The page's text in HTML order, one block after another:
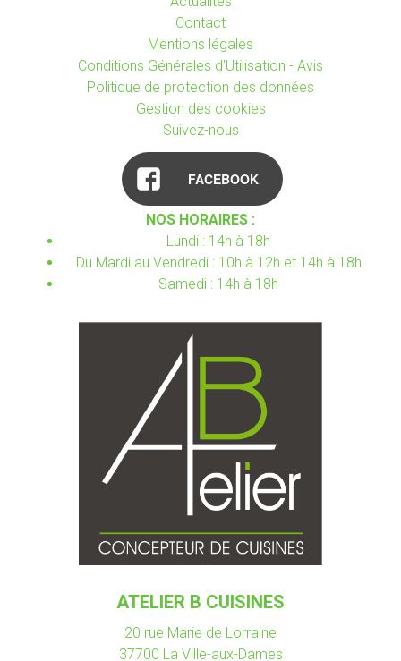
Contact
Mentions légales
Conditions Générales d'Utilisation - Avis
Politique de protection des données
Gestion des cookies
Suivez-nous
FACEBOOK
NOS HORAIRES :
Lundi : 14h à 18h
Du Mardi au Vendredi : 10h à 12h et 14h à 18h
Samedi : 14h à 18h
ATELIER B CUISINES
20 rue Marie de Lorraine
37700 La Ville-aux-Dames